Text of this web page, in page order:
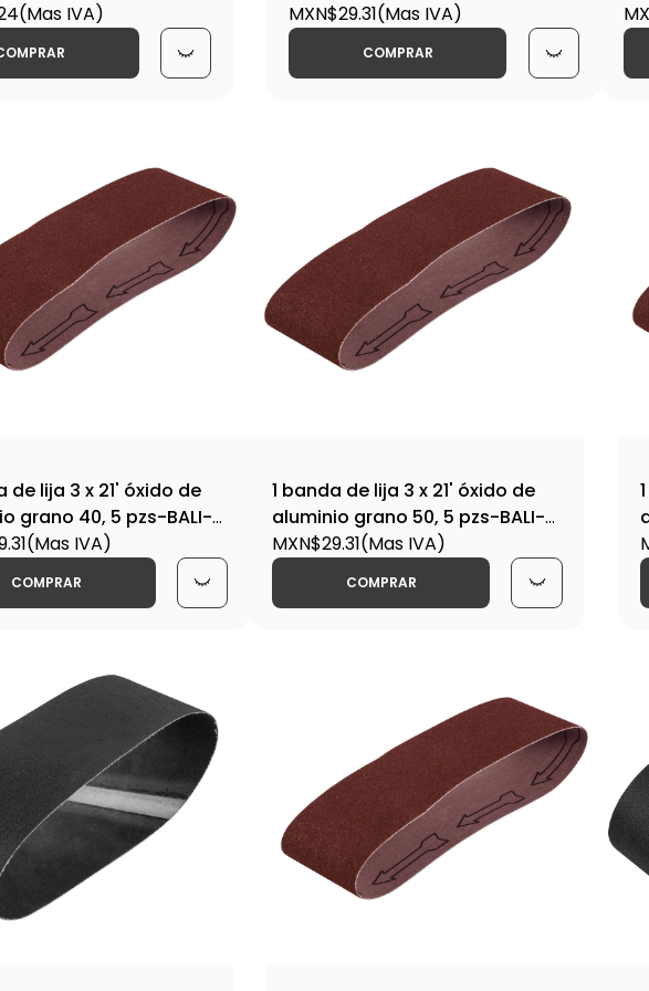
(Mas IVA)
336M / 15775
MXN$29.31(Mas IVA)
COMPRAR
de lija 3 x 21' óxido de
grano 40, 5 pzs-BALI-
(Mas IVA)
COMPRAR
1 banda de lija 3 x 21' óxido de
aluminio grano 50, 5 pzs-BALI-
350M / 15796
MXN$29.31(Mas IVA)
COMPRAR